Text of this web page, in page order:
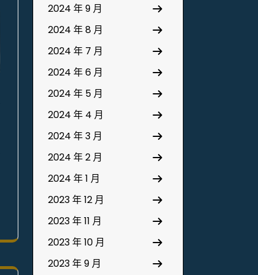
2024 年 9 月
2024 年 8 月
2024 年 7 月
2024 年 6 月
2024 年 5 月
2024 年 4 月
2024 年 3 月
2024 年 2 月
2024 年 1 月
2023 年 12 月
2023 年 11 月
2023 年 10 月
2023 年 9 月